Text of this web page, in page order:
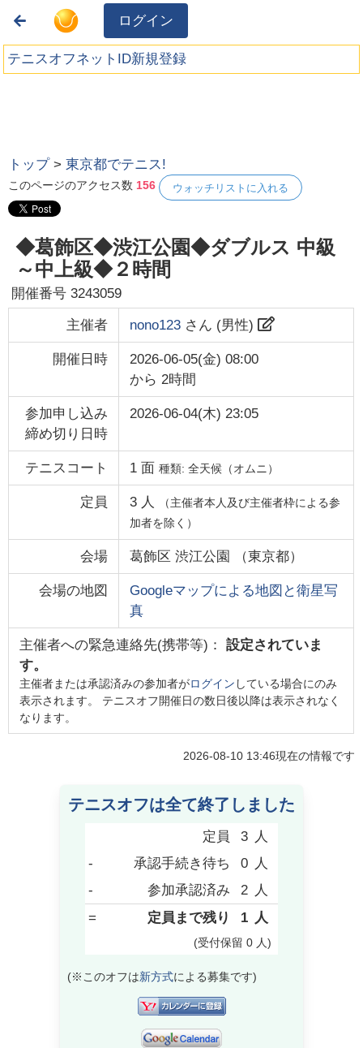
ログイン
テニスオフネットID新規登録
トップ >東京都でテニス!
このページのアクセス数 156 ウォッチリストに入れる
◆葛飾区◆渋江公園◆ダブルス 中級
～中上級◆２時間
開催番号3243059
主催者 nono123さん (男性)
開催日時
2026-06-05(金) 08:00
から 2時間
参加申し込み
締め切り日時
2026-06-04(木) 23:05
テニスコート 1面 種類: 全天候（オムニ）
定員 3 人
（主催者本人及び主催者枠による参
加者を除く）
会場 葛飾区 渋江公園 （東京都）
会場の地図
Googleマップによる地図と衛星写
真
主催者への緊急連絡先(携帯等)： 設定されていま
す。
主催者または承認済みの参加者がログイン している場合にのみ
表示されます。 テニスオフ開催日の数日後以降は表示されなく
なります。
2026-08-10 13:46現在の情報です
テニスオフは全て終了しました
定員 3 人
-
承認手続き待ち 0 人
-
参加承認済み 2 人
=
定員まで残り 1 人
(受付保留 0 人)
(※このオフは新方式による募集です)